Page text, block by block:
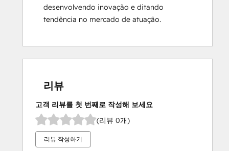
desenvolvendo inovação e ditando
tendência no mercado de atuação.
리뷰
고객 리뷰를 첫 번째로 작성해 보세요
(리뷰 0개)
리뷰 작성하기